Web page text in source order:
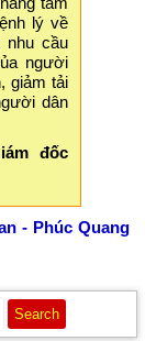
lý về
nhu cầu
người
giảm tải
dân
đốc
- Phúc Quang